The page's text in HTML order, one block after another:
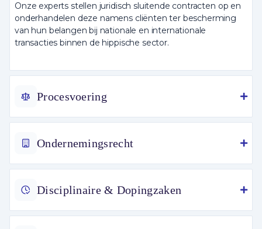
Onze experts stellen juridisch sluitende contracten op en
onderhandelen deze namens cliënten ter bescherming
van hun belangen bij nationale en internationale
transacties binnen de hippische sector.
Procesvoering
Ondernemingsrecht
Disciplinaire & Dopingzaken